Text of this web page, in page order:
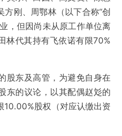
方刚、周鄂林（以下合称“创
，但因尚未从原工作单位离
林代其持有飞依诺有限70%
股东及高管，为避免自身在
东的议论，以其配偶赵彣的
10.00%股权（对应认缴出资